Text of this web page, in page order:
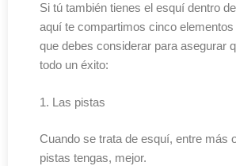
Si tú también tienes el esquí dentro
aquí te compartimos cinco
que debes considerar para asegurar
todo un éxito:
1. Las pistas
Cuando se trata de esquí, entre más
pistas tengas, mejor.